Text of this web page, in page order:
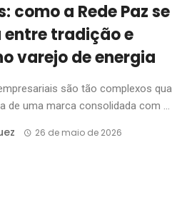
como a Rede Paz se
entre tradição e
varejo de energia
são tão complexos
de uma marca consolidada com ...
26 de maio de 2026